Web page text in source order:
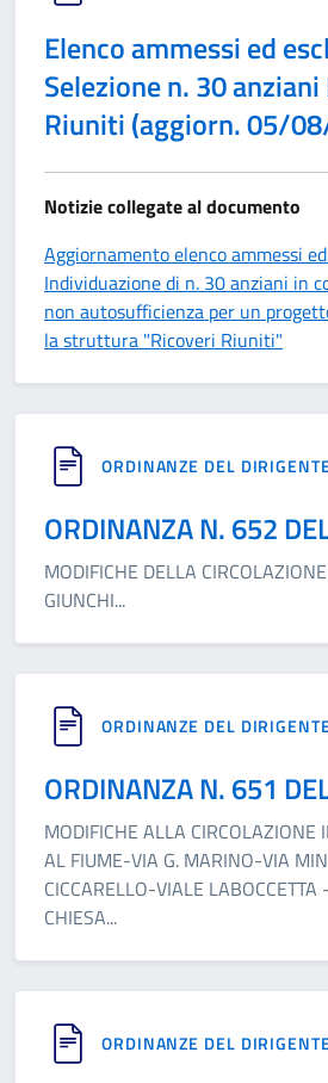
Elenco ammessi ed
Selezione n. 30
Riuniti (aggiorn. 05/
Notizie collegate al documento
Aggiornamento elenco ammessi
Individuazione di n. 30 anziani in
non autosufficienza per un
la struttura "Ricoveri Riuniti"
ORDINANZE DEL
ORDINANZA N. 652
MODIFICHE DELLA
GIUNCHI...
ORDINANZE DEL
ORDINANZA N. 651
MODIFICHE ALLA CIRCOLAZIONE
AL FIUME-VIA G. MARINO-VIA
CICCARELLO-VIALE
CHIESA...
ORDINANZE DEL